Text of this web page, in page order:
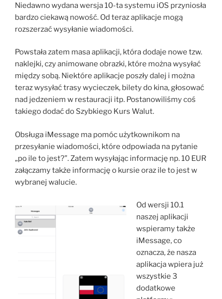
Niedawno wydana wersja 10-ta systemu iOS przyniosła
bardzo ciekawą nowość. Od teraz aplikacje mogą
rozszerzać wysyłanie wiadomości.
Powstała zatem masa aplikacji, która dodaje nowe tzw.
naklejki, czy animowane obrazki, które można wysyłać
między sobą. Niektóre aplikacje poszły dalej i można
teraz wysyłać trasy wycieczek, bilety do kina, głosować
nad jedzeniem w restauracji itp. Postanowiliśmy coś
takiego dodać do Szybkiego Kurs Walut.
Obsługa iMessage ma pomóc użytkownikom na
przesyłanie wiadomości, które odpowiada na pytanie
„po ile to jest?”. Zatem wysyłając informację np. 10 EUR
załączamy także informację o kursie oraz ile to jest w
wybranej walucie.
Od wersji 10.1
naszej aplikacji
wspieramy także
iMessage, co
oznacza, że nasza
aplikacja wpiera już
wszystkie 3
dodatkowe